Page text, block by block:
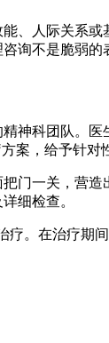
人际关系或
询不是脆弱
神科团队。
案，给予针对
一关，营造
细检查。
。在治疗期